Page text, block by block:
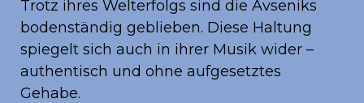
Trotz ihres Welterfolgs sind die Avseniks
bodenständig geblieben. Diese Haltung
spiegelt sich auch in ihrer Musik wider –
authentisch und ohne aufgesetztes
Gehabe.